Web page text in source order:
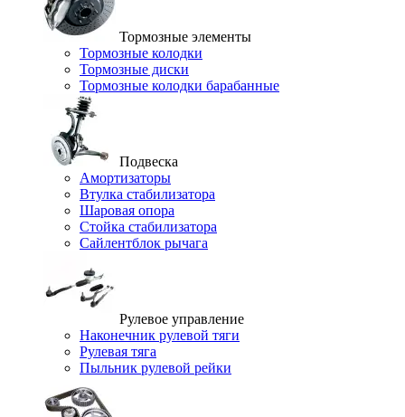
Тормозные элементы
Тормозные колодки
Тормозные диски
Тормозные колодки барабанные
Подвеска
Амортизаторы
Втулка стабилизатора
Шаровая опора
Стойка стабилизатора
Сайлентблок рычага
Рулевое управление
Наконечник рулевой тяги
Рулевая тяга
Пыльник рулевой рейки